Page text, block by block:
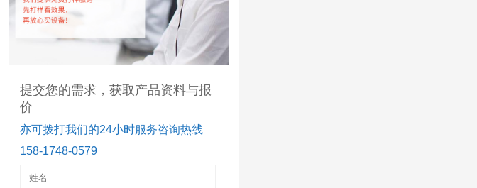
提交您的需求，获取产品资料与报
价
亦可拨打我们的24小时服务咨询热线
158-1748-0579